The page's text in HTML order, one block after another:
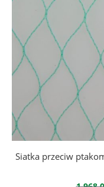
Siatka przeciw ptakom 12g zielona 25mm 2000 cm x